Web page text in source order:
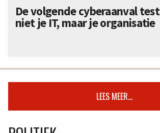
De volgende cyberaanval test
niet je IT, maar je organisatie
LEES MEER...